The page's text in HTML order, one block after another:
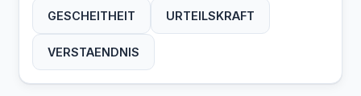
GESCHEITHEIT URTEILSKRAFT
VERSTAENDNIS